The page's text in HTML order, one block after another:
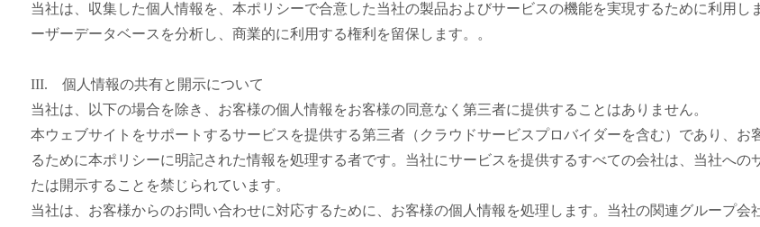
当社は、収集した個人情報を、本ポリシーで合意した当社の製品およびサービスの機能を実現するために利用
ーザーデータベースを分析し、商業的に利用する権利を留保します。。
III. 個人情報の共有と開示について
当社は、以下の場合を除き、お客様の個人情報をお客様の同意なく第三者に提供することはありません。
本ウェブサイトをサポートするサービスを提供する第三者（クラウドサービスプロバイダーを含む）であり、
るために本ポリシーに明記された情報を処理する者です。当社にサービスを提供するすべての会社は、当社へ
たは開示することを禁じられています。
当社は、お客様からのお問い合わせに対応するために、お客様の個人情報を処理します。当社の関連グループ